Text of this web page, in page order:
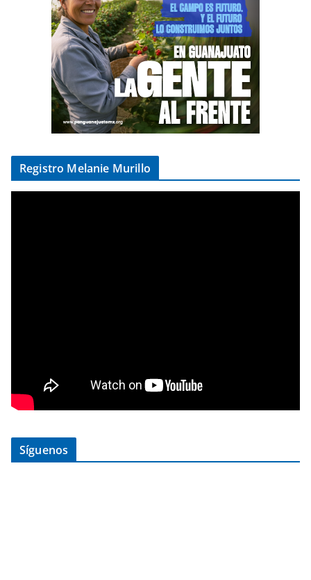
Registro Melanie Murillo
Síguenos